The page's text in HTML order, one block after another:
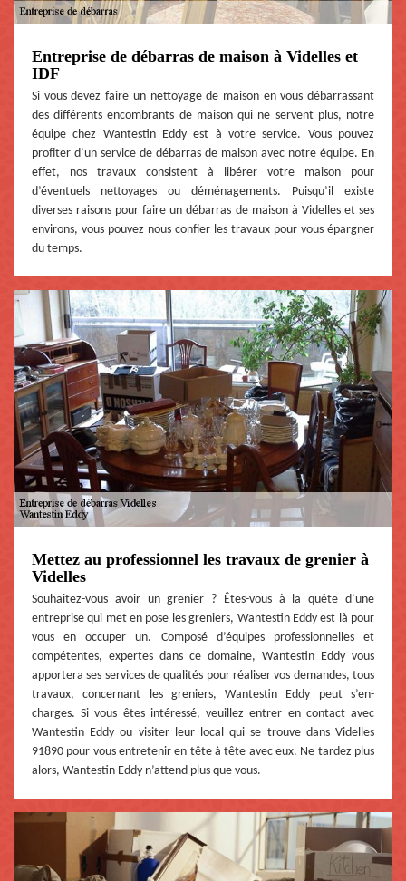
Entreprise de débarras de maison à Videlles et
IDF
Si vous devez faire un nettoyage de maison en vous débarrassant
des différents encombrants de maison qui ne servent plus, notre
équipe chez Wantestin Eddy est à votre service. Vous pouvez
profiter d’un service de débarras de maison avec notre équipe. En
effet, nos travaux consistent à libérer votre maison pour
d’éventuels nettoyages ou déménagements. Puisqu’il existe
diverses raisons pour faire un débarras de maison à Videlles et ses
environs, vous pouvez nous confier les travaux pour vous épargner
du temps.
Mettez au professionnel les travaux de grenier à
Videlles
Souhaitez-vous avoir un grenier ? Êtes-vous à la quête d’une
entreprise qui met en pose les greniers, Wantestin Eddy est là pour
vous en occuper un. Composé d’équipes professionnelles et
compétentes, expertes dans ce domaine, Wantestin Eddy vous
apportera ses services de qualités pour réaliser vos demandes, tous
travaux, concernant les greniers, Wantestin Eddy peut s’en-
charges. Si vous êtes intéressé, veuillez entrer en contact avec
Wantestin Eddy ou visiter leur local qui se trouve dans Videlles
91890 pour vous entretenir en tête à tête avec eux. Ne tardez plus
alors, Wantestin Eddy n’attend plus que vous.